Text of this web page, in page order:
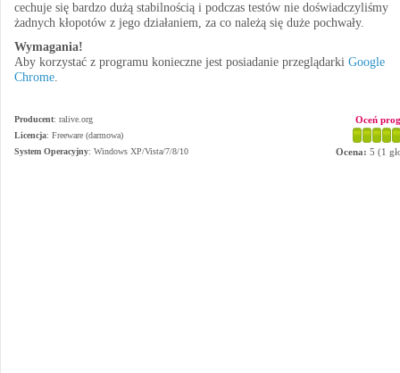
cechuje się bardzo dużą stabilnością i podczas testów nie doświadczyliśmy
żadnych kłopotów z jego działaniem, za co należą się duże pochwały.
Wymagania!
Aby korzystać z programu konieczne jest posiadanie przeglądarki Google
Chrome.
Producent: ralive.org
Licencja: Freeware (darmowa)
System Operacyjny: Windows XP/Vista/7/8/10
Oceń
Ocena: 5 (1